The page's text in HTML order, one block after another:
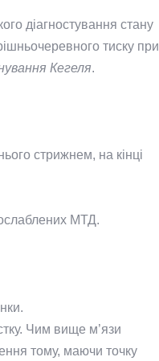
діагностування стану
тиску при
Кегеля.
стрижнем, на кінці
МТД.
Чим вище м’язи
тому, маючи точку